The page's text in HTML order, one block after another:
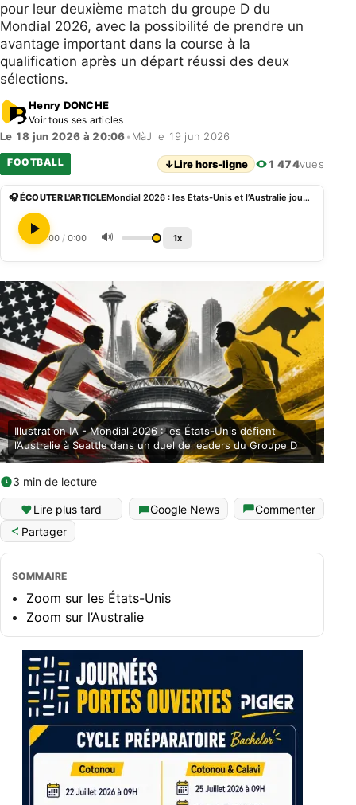
pour leur deuxième match du groupe D du
Mondial 2026, avec la possibilité de prendre un
avantage important dans la course à la
qualification après un départ réussi des deux
sélections.
Henry DONCHE
Voir tous ses articles
Le 18 jun 2026 à 20:06• MàJ le 19 jun 2026
FOOTBALL ↓Lire hors-ligne 1 474vues
🎧 ÉCOUTER L'ARTICLE Mondial 2026 : les États-Unis et l’Australie jouent un avantage dans le groupe D avec Balogun et Touré
0:00 / 0:00 🔊 1x
Illustration IA - Mondial 2026 : les États-Unis défient
l’Australie à Seattle dans un duel de leaders du Groupe D
3 min de lecture
Lire plus tard Google News
Commenter
Partager
SOMMAIRE
Zoom sur les États-Unis
Zoom sur l’Australie